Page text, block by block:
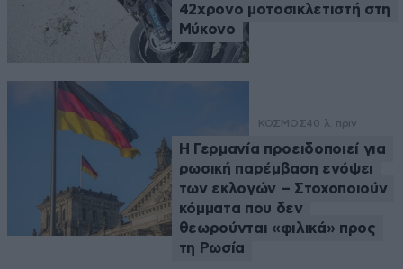
42χρονο μοτοσικλετιστή στη
Μύκονο
ΚΟΣΜΟΣ40 λ. πριν
Η Γερμανία προειδοποιεί για
ρωσική παρέμβαση ενόψει
των εκλογών – Στοχοποιούν
κόμματα που δεν
θεωρούνται «φιλικά» προς
τη Ρωσία